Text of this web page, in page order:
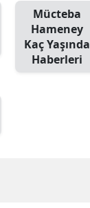
Mücteba
Hameney
Kaç Yaşında
Haberleri